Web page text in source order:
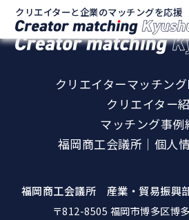
クリエイターと企業のマッチングを応援
クリエイターと企業のマッチングを応援
クリエイターマッチン
クリエイター
マッチング事例
福岡商工会議所｜個人
福岡商工会議所 産業・貿易振興
〒812-8505 福岡市博多区博